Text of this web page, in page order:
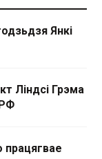
Янкі
Ліндсі Грэма
працягвае